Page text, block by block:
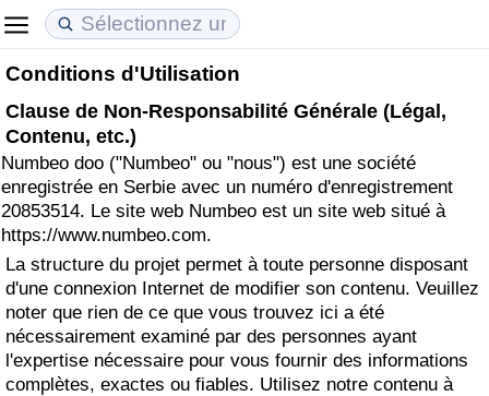
Conditions d'Utilisation
Clause de Non-Responsabilité Générale (Légal,
Contenu, etc.)
Numbeo doo ("Numbeo" ou "nous") est une société
enregistrée en Serbie avec un numéro d'enregistrement
20853514. Le site web Numbeo est un site web situé à
https://www.numbeo.com.
La structure du projet permet à toute personne disposant
d'une connexion Internet de modifier son contenu. Veuillez
noter que rien de ce que vous trouvez ici a été
nécessairement examiné par des personnes ayant
l'expertise nécessaire pour vous fournir des informations
complètes, exactes ou fiables. Utilisez notre contenu à
Coût de la vie
Indice du Coût de la Vie (Actuel)
Indice du Coût de la Vie
Indice du coût de la vie par pays
à Akaba
Prix de l'immobilier
Indice des Prix de l'immobilier (Actuel)
Indice des Prix de l'immobilier
Indice des Prix de l'immobilier par Pays
Qualité de Vie
Indice de Qualité de Vie
Indice de Qualité de Vie (Actuel)
Indice de qualité de vie par pays
Criminalité
Indice de Criminalité (Actuel)